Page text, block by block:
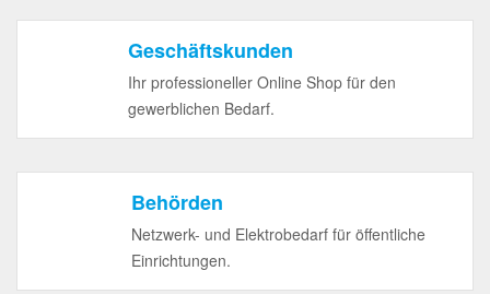
Geschäftskunden
Ihr professioneller Online Shop für den
gewerblichen Bedarf.
Behörden
Netzwerk- und Elektrobedarf für öffentliche
Einrichtungen.